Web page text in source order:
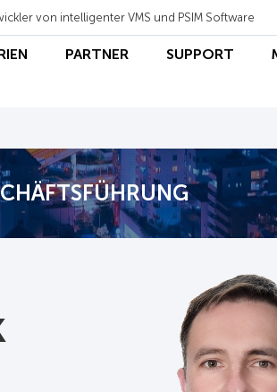
von intelligenter VMS und PSIM Software
PARTNER SUPPORT